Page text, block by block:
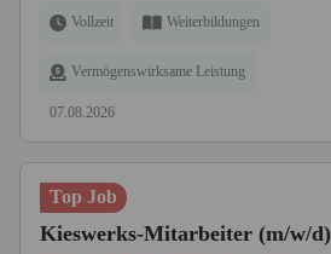
Vollzeit Weiterbildungen
Vermögenswirksame Leistung
07.08.2026
Top Job
Kieswerks-Mitarbeiter (m/w/d)